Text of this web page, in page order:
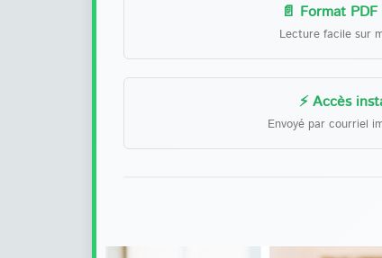
📄 Format
Lecture facile sur
⚡ Accès
Envoyé par courriel